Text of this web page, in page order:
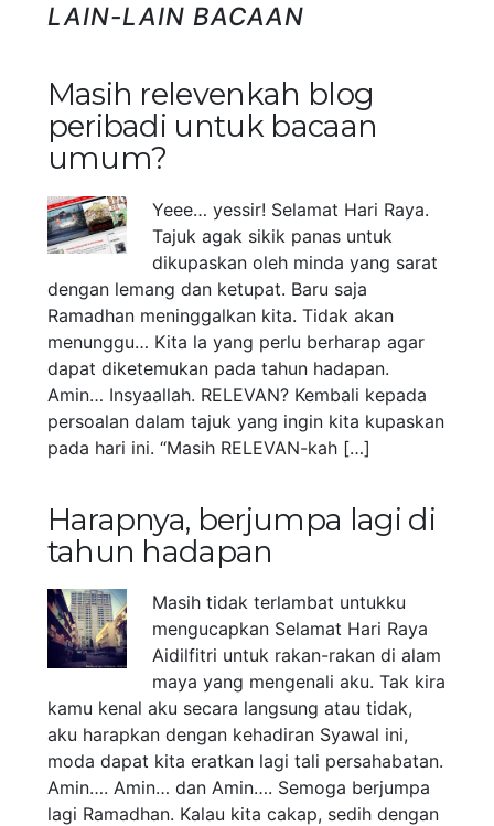
LAIN-LAIN BACAAN
Masih relevenkah blog
peribadi untuk bacaan
umum?
Yeee… yessir! Selamat Hari Raya.
Tajuk agak sikik panas untuk
dikupaskan oleh minda yang sarat
dengan lemang dan ketupat. Baru saja
Ramadhan meninggalkan kita. Tidak akan
menunggu… Kita la yang perlu berharap agar
dapat diketemukan pada tahun hadapan.
Amin… Insyaallah. RELEVAN? Kembali kepada
persoalan dalam tajuk yang ingin kita kupaskan
pada hari ini. “Masih RELEVAN-kah […]
Harapnya, berjumpa lagi di
tahun hadapan
Masih tidak terlambat untukku
mengucapkan Selamat Hari Raya
Aidilfitri untuk rakan-rakan di alam
maya yang mengenali aku. Tak kira
kamu kenal aku secara langsung atau tidak,
aku harapkan dengan kehadiran Syawal ini,
moda dapat kita eratkan lagi tali persahabatan.
Amin…. Amin… dan Amin…. Semoga berjumpa
lagi Ramadhan. Kalau kita cakap, sedih dengan